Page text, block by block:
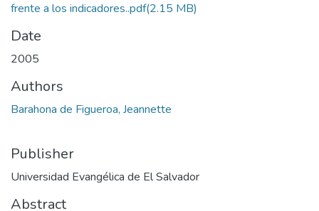
frente a los indicadores..pdf(2.15 MB)
Date
2005
Authors
Barahona de Figueroa, Jeannette
Publisher
Universidad Evangélica de El Salvador
Abstract